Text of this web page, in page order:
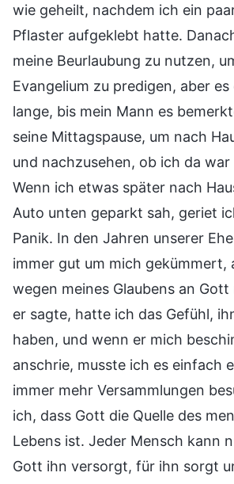
wie geheilt, nachdem ich ein
Pflaster aufgeklebt hatte.
meine Beurlaubung zu nutzen,
Evangelium zu predigen, aber
lange, bis mein Mann es
seine Mittagspause, um nach
und nachzusehen, ob ich da
Wenn ich etwas später nach
Auto unten geparkt sah, geriet
Panik. In den Jahren unserer
immer gut um mich gekümmert,
wegen meines Glaubens an
er sagte, hatte ich das Gefühl,
haben, und wenn er mich
anschrie, musste ich es einfach
immer mehr Versammlungen
ich, dass Gott die Quelle des
Lebens ist. Jeder Mensch kann
Gott ihn versorgt, für ihn sorgt